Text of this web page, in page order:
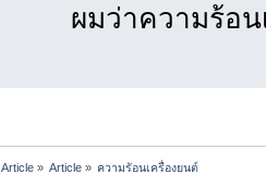
ผมว่าความร้อน
Article» Article» ความรัอนเครื่องยนต์